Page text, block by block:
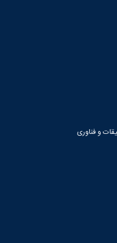
و فناوری